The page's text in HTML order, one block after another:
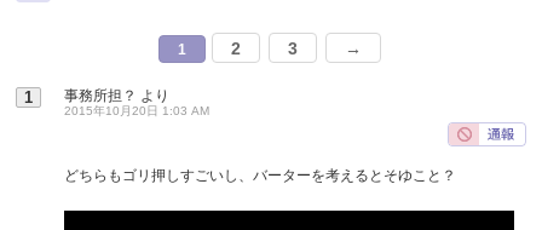
1 2 3 →
1 事務所担？ より
2015年10月20日 1:03 AM
どちらもゴリ押しすごいし、バーターを考えるとそゆこと？